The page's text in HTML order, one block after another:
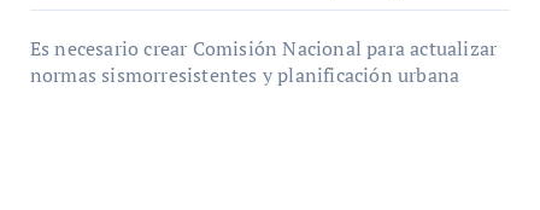
Es necesario crear Comisión Nacional para actualizar
normas sismorresistentes y planificación urbana